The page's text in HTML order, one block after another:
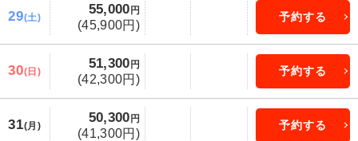
29(土)
55,000 円
(45,900円)
予約する
30(日)
51,300 円
(42,300円)
予約する
31(月)
50,300 円
(41,300円)
予約する